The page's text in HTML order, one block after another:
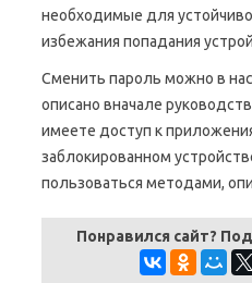
необходимые для
избежания попадания
Сменить пароль можно в
описано вначале
имеете доступ к
заблокированном
пользоваться методами,
Понравился сайт?